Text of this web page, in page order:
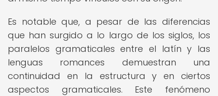
Es notable que, a pesar de las diferencias
que han surgido a lo largo de los siglos, los
paralelos gramaticales entre el latín y las
lenguas romances demuestran una
continuidad en la estructura y en ciertos
aspectos gramaticales. Este fenómeno